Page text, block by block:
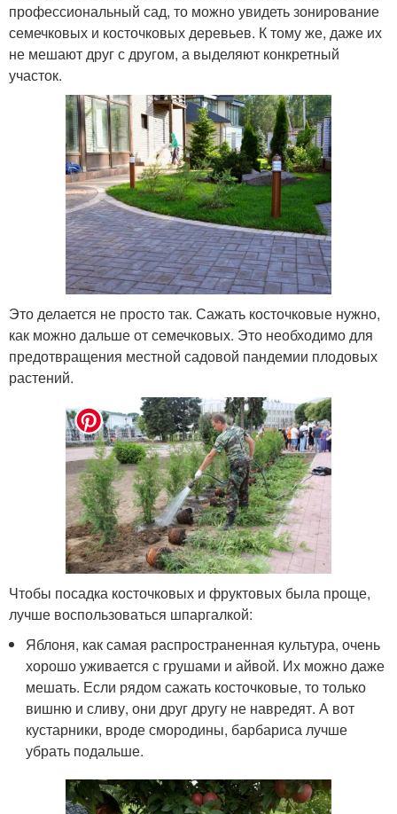
профессиональный сад, то можно увидеть зонирование
семечковых и косточковых деревьев. К тому же, даже их
не мешают друг с другом, а выделяют конкретный
участок.
Это делается не просто так. Сажать косточковые нужно,
как можно дальше от семечковых. Это необходимо для
предотвращения местной садовой пандемии плодовых
растений.
Чтобы посадка косточковых и фруктовых была проще,
лучше воспользоваться шпаргалкой:
Яблоня, как самая распространенная культура, очень
хорошо уживается с грушами и айвой. Их можно даже
мешать. Если рядом сажать косточковые, то только
вишню и сливу, они друг другу не навредят. А вот
кустарники, вроде смородины, барбариса лучше
убрать подальше.